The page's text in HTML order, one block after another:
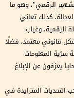
الرقمي”، وهو ما
كذلك تعاني
وغياب
بشكل قانوني معتمد، فضلًا
سرّية المعلومات
يعزفون عن الإبلاغ
التحديات المتزايدة في